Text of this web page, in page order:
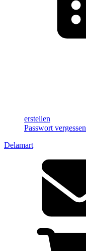
erstellen
Passwort vergessen
Delamart